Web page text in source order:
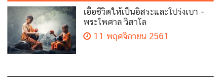
เอื้อชีวิตให้เป็นอิสระและโปร่งเบา –
พระไพศาล วิสาโล
11 พฤศจิกายน 2561